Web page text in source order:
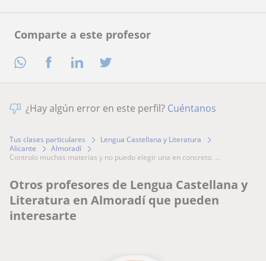
Comparte a este profesor
¿Hay algún error en este perfil? Cuéntanos
Tus clases particulares
Lengua Castellana y Literatura
Alicante
Almoradí
controlo muchas materias y no puedo elegir una en concreto. ...
Otros profesores de Lengua Castellana y
Literatura en Almoradí que pueden
interesarte